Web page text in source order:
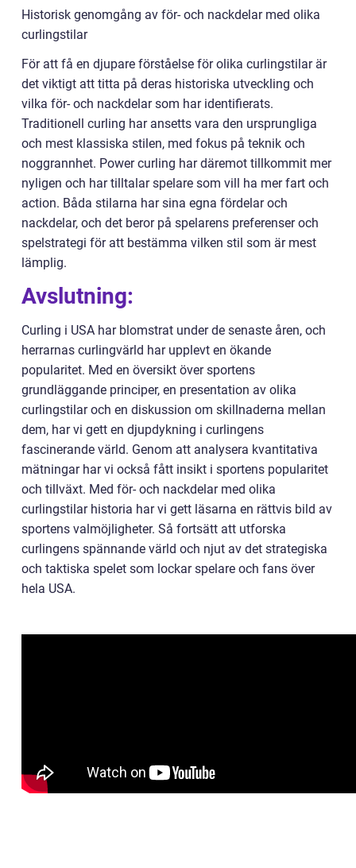
Historisk genomgång av för- och nackdelar med olika
curlingstilar
För att få en djupare förståelse för olika curlingstilar är
det viktigt att titta på deras historiska utveckling och
vilka för- och nackdelar som har identifierats.
Traditionell curling har ansetts vara den ursprungliga
och mest klassiska stilen, med fokus på teknik och
noggrannhet. Power curling har däremot tillkommit mer
nyligen och har tilltalar spelare som vill ha mer fart och
action. Båda stilarna har sina egna fördelar och
nackdelar, och det beror på spelarens preferenser och
spelstrategi för att bestämma vilken stil som är mest
lämplig.
Avslutning:
Curling i USA har blomstrat under de senaste åren, och
herrarnas curlingvärld har upplevt en ökande
popularitet. Med en översikt över sportens
grundläggande principer, en presentation av olika
curlingstilar och en diskussion om skillnaderna mellan
dem, har vi gett en djupdykning i curlingens
fascinerande värld. Genom att analysera kvantitativa
mätningar har vi också fått insikt i sportens popularitet
och tillväxt. Med för- och nackdelar med olika
curlingstilar historia har vi gett läsarna en rättvis bild av
sportens valmöjligheter. Så fortsätt att utforska
curlingens spännande värld och njut av det strategiska
och taktiska spelet som lockar spelare och fans över
hela USA.